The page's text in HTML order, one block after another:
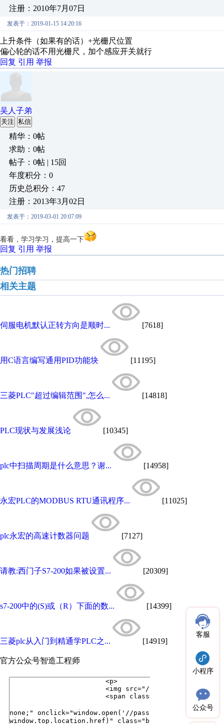
注册：2010年7月07日
发表于：2019-01-15 14:20:16
上升条件（如果有的话）+光栅尺位置
偏心轮的话不用光栅尺，加个感应开关就行
回复 引用 举报
吴人子弟
关注 私信
精华：0帖
求助：0帖
帖子：0帖 | 15回
年度积分：0
历史总积分：47
注册：2013年3月02日
发表于：2019-03-01 20:07:09
看看，学习学习，提高一下
回复 引用 举报
热门招聘
相关主题
伺服电机默认正转方向是顺时... [7618]
用C语言编写通用PID功能块 [11195]
三菱PLC"超过编辑范围",怎么... [14818]
PLC现状与发展浅论 [10345]
plc中扫描周期是什么意思？谢... [14958]
永宏PLC的MODBUS RTU通讯程序... [11025]
plc永宏的高速计数器问题 [7127]
请教:西门子S7-200如果被设置... [20309]
s7-200中的(S)或（R）下面的数... [14399]
三菱plc从入门到精通学PLC之... [14919]
官方公众号智造工程师
客服
小程序
公众号